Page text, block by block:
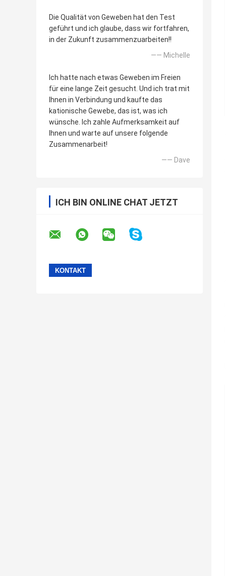
Die Qualität von Geweben hat den Test
geführt und ich glaube, dass wir fortfahren,
in der Zukunft zusammenzuarbeiten!!
—— Michelle
Ich hatte nach etwas Geweben im Freien
für eine lange Zeit gesucht. Und ich trat mit
Ihnen in Verbindung und kaufte das
kationische Gewebe, das ist, was ich
wünsche. Ich zahle Aufmerksamkeit auf
Ihnen und warte auf unsere folgende
Zusammenarbeit!
—— Dave
ICH BIN ONLINE CHAT JETZT